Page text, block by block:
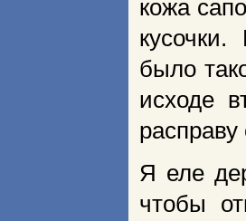
кожа
было
исходе
Я еле
чтобы